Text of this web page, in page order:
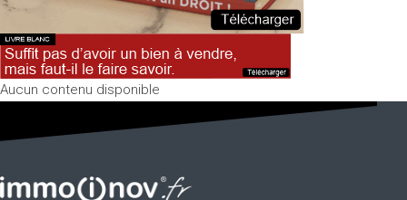
Aucun contenu disponible